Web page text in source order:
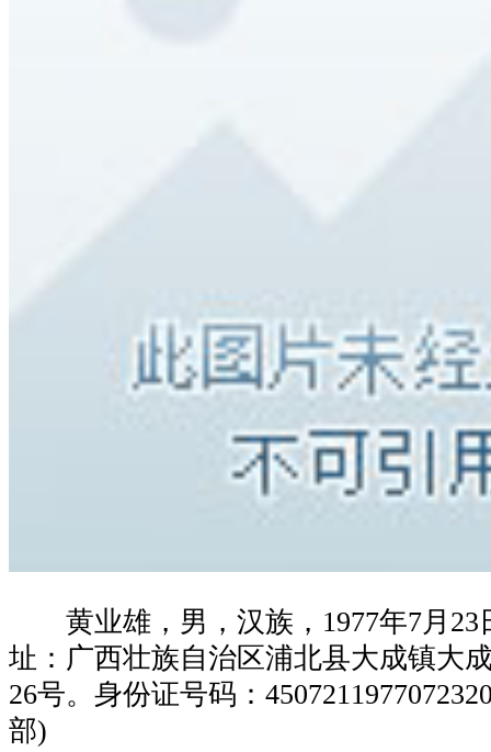
黄业雄，男，汉族，1977年7月23
址：广西壮族自治区浦北县大成镇大
26号。身份证号码：
部)